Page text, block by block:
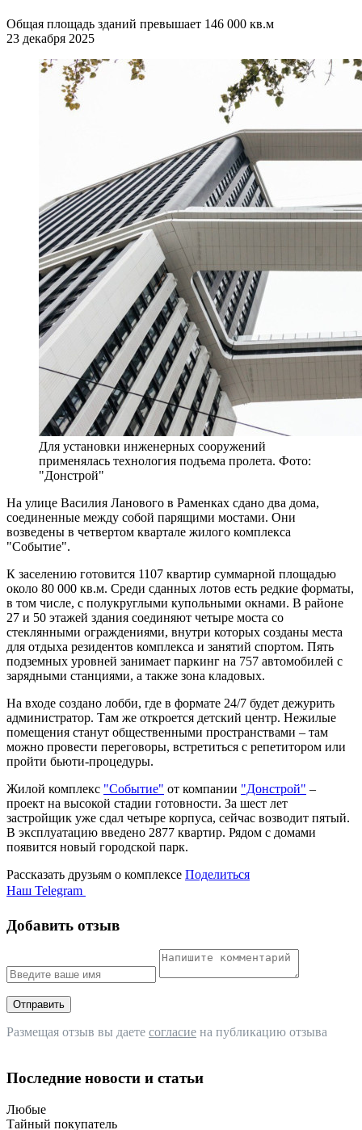
Общая площадь зданий превышает 146 000 кв.м
23 декабря 2025
Для установки инженерных сооружений
применялась технология подъема пролета. Фото:
"Донстрой"
На улице Василия Ланового в Раменках сдано два дома,
соединенные между собой парящими мостами. Они
возведены в четвертом квартале жилого комплекса
"Событие".
К заселению готовится 1107 квартир суммарной площадью
около 80 000 кв.м. Среди сданных лотов есть редкие форматы,
в том числе, с полукруглыми купольными окнами. В районе
27 и 50 этажей здания соединяют четыре моста со
стеклянными ограждениями, внутри которых созданы места
для отдыха резидентов комплекса и занятий спортом. Пять
подземных уровней занимает паркинг на 757 автомобилей с
зарядными станциями, а также зона кладовых.
На входе создано лобби, где в формате 24/7 будет дежурить
администратор. Там же откроется детский центр. Нежилые
помещения станут общественными пространствами – там
можно провести переговоры, встретиться с репетитором или
пройти бьюти-процедуры.
Жилой комплекс "Событие" от компании "Донстрой" –
проект на высокой стадии готовности. За шест лет
застройщик уже сдал четыре корпуса, сейчас возводит пятый.
В эксплуатацию введено 2877 квартир. Рядом с домами
появится новый городской парк.
Рассказать друзьям о комплексе Поделиться
Наш Telegram
Добавить отзыв
Отправить
Размещая отзыв вы даете согласие на публикацию отзыва
Последние новости и статьи
Любые
Тайный покупатель